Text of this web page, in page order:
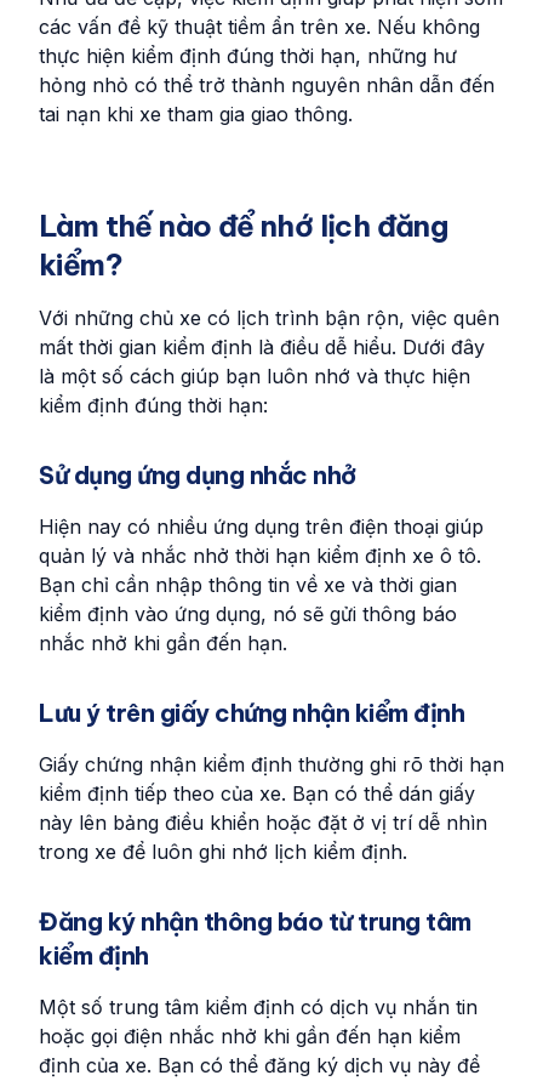
các vấn đề kỹ thuật tiềm ẩn trên xe. Nếu không
thực hiện kiểm định đúng thời hạn, những hư
hỏng nhỏ có thể trở thành nguyên nhân dẫn đến
tai nạn khi xe tham gia giao thông.
Làm thế nào để nhớ lịch đăng
kiểm?
Với những chủ xe có lịch trình bận rộn, việc quên
mất thời gian kiểm định là điều dễ hiểu. Dưới đây
là một số cách giúp bạn luôn nhớ và thực hiện
kiểm định đúng thời hạn:
Sử dụng ứng dụng nhắc nhở
Hiện nay có nhiều ứng dụng trên điện thoại giúp
quản lý và nhắc nhở thời hạn kiểm định xe ô tô.
Bạn chỉ cần nhập thông tin về xe và thời gian
kiểm định vào ứng dụng, nó sẽ gửi thông báo
nhắc nhở khi gần đến hạn.
Lưu ý trên giấy chứng nhận kiểm định
Giấy chứng nhận kiểm định thường ghi rõ thời hạn
kiểm định tiếp theo của xe. Bạn có thể dán giấy
này lên bảng điều khiển hoặc đặt ở vị trí dễ nhìn
trong xe để luôn ghi nhớ lịch kiểm định.
Đăng ký nhận thông báo từ trung tâm
kiểm định
Một số trung tâm kiểm định có dịch vụ nhắn tin
hoặc gọi điện nhắc nhở khi gần đến hạn kiểm
định của xe. Bạn có thể đăng ký dịch vụ này để